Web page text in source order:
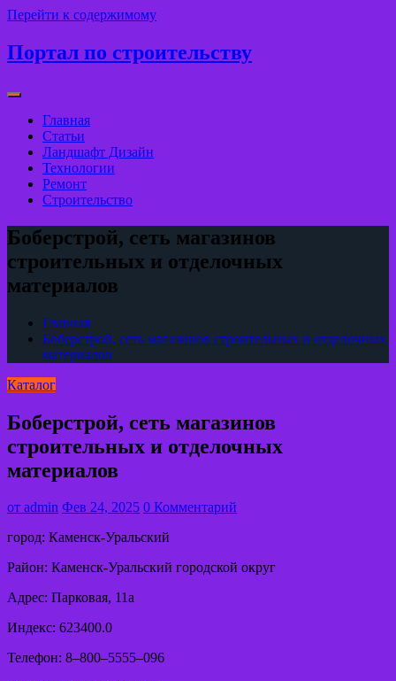
Перейти к содержимому
Портал по строительству
Главная
Статьи
Ландшафт Дизайн
Технологии
Ремонт
Строительство
Боберстрой, сеть магазинов
строительных и отделочных
материалов
Главная
Боберстрой, сеть магазинов строительных и отделочных
материалов
Каталог
Боберстрой, сеть магазинов
строительных и отделочных
материалов
от admin Фев 24, 2025 0 Комментарий
город: Каменск-Уральский
Район: Каменск-Уральский городской округ
Адрес: Парковая, 11а
Индекс: 623400.0
Телефон: 8‒800‒5555‒096